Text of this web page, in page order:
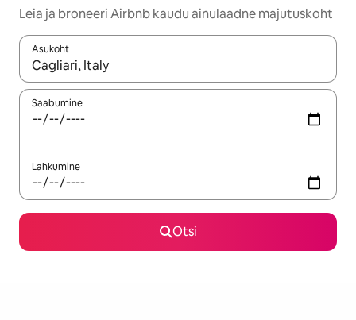
Leia ja broneeri Airbnb kaudu ainulaadne majutuskoht
Asukoht
Kui tulemused on kuvatud, liigu ekraanil nooleklahvidega või
Saabumine
Lahkumine
Otsi